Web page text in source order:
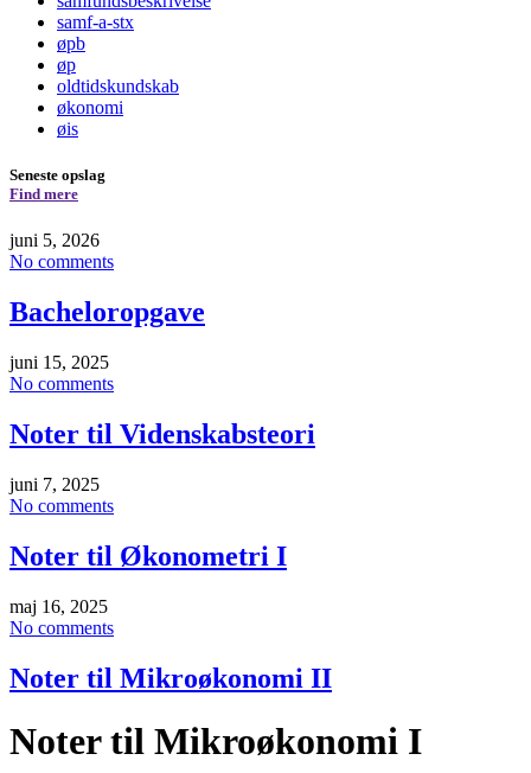
samf-a-stx
øpb
øp
oldtidskundskab
økonomi
øis
Seneste opslag
Find mere
juni 5, 2026
No comments
Bacheloropgave
juni 15, 2025
No comments
Noter til Videnskabsteori
juni 7, 2025
No comments
Noter til Økonometri I
maj 16, 2025
No comments
Noter til Mikroøkonomi II
Noter til Mikroøkonomi I